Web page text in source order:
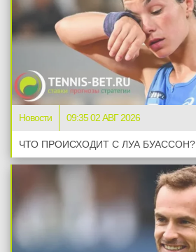
Новости 09:35 02 АВГ 2026
ЧТО ПРОИСХОДИТ С ЛУА БУАССОН?